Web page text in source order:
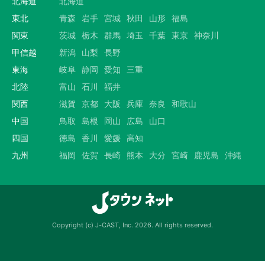
東北
青森 岩手 宮城 秋田 山形 福島
関東
茨城 栃木 群馬 埼玉 千葉 東京 神奈川
甲信越
新潟 山梨
長野
東海
岐阜 静岡 愛知
三重
北陸
富山 石川
福井
関西
滋賀 京都 大阪 兵庫 奈良
和歌山
中国
鳥取 島根 岡山 広島
山口
四国
徳島 香川 愛媛 高知
九州
福岡 佐賀 長崎 熊本 大分 宮崎 鹿児島 沖縄
Copyright (c) J-CAST, Inc. 2026. All rights reserved.